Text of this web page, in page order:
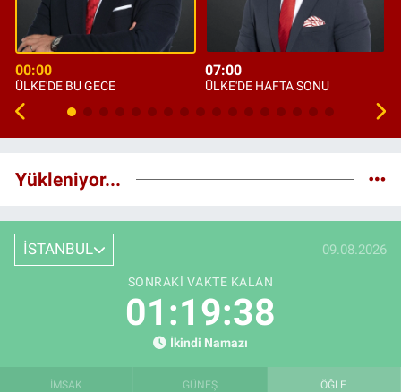
00:00
ÜLKE'DE BU GECE
07:00
ÜLKE'DE HAFTA SONU
Yükleniyor...
İSTANBUL 09.08.2026
SONRAKI VAKTE KALAN
01:19:37
İkindi Namazı
İMSAK GÜNEŞ ÖĞLE